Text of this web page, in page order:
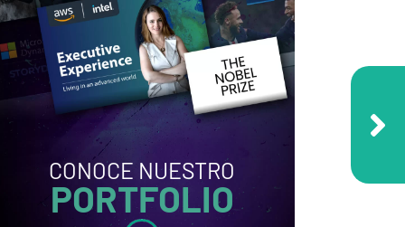
CONOCE NUESTRO
PORTFOLIO